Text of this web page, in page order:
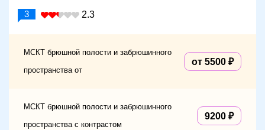
3 2.3
МСКТ брюшной полости и забрюшинного
пространства от
от 5500
МСКТ брюшной полости и забрюшинного
пространства с контрастом
9200